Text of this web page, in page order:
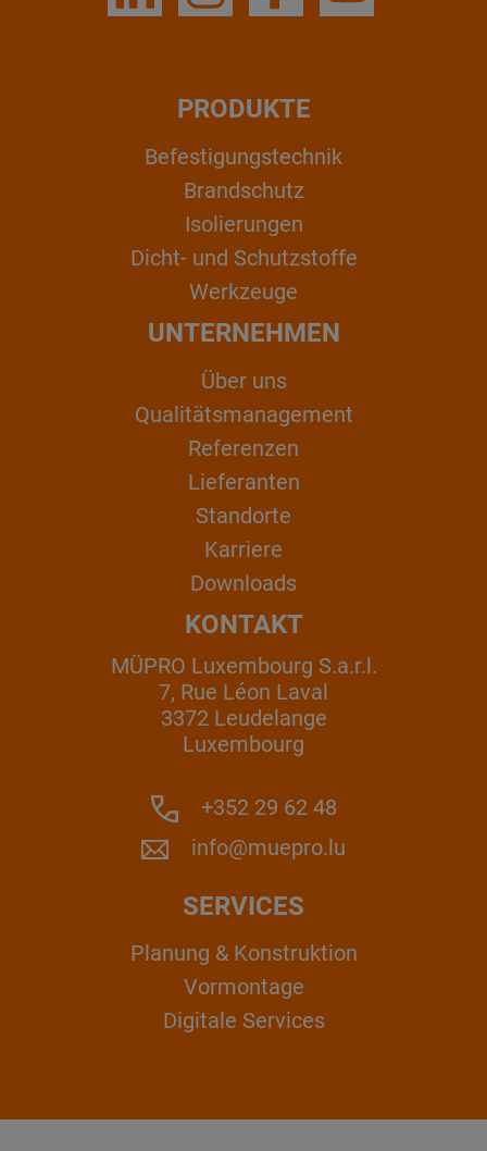
PRODUKTE
Befestigungstechnik
Brandschutz
Isolierungen
Dicht- und Schutzstoffe
Werkzeuge
UNTERNEHMEN
Über uns
Qualitätsmanagement
Referenzen
Lieferanten
Standorte
Karriere
Downloads
KONTAKT
MÜPRO Luxembourg S.a.r.l.
7, Rue Léon Laval
3372 Leudelange
Luxembourg
+352 29 62 48
info@muepro.lu
SERVICES
Planung & Konstruktion
Vormontage
Digitale Services